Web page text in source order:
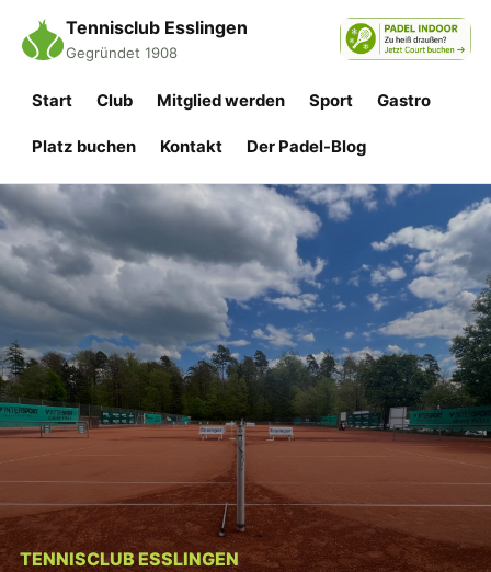
Tennisclub Esslingen
Gegründet 1908
Start Club Mitglied werden Sport Gastro
Platz buchen Kontakt Der Padel-Blog
TENNISCLUB ESSLINGEN